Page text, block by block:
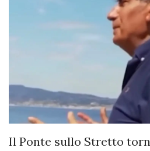
Il Ponte sullo Stretto